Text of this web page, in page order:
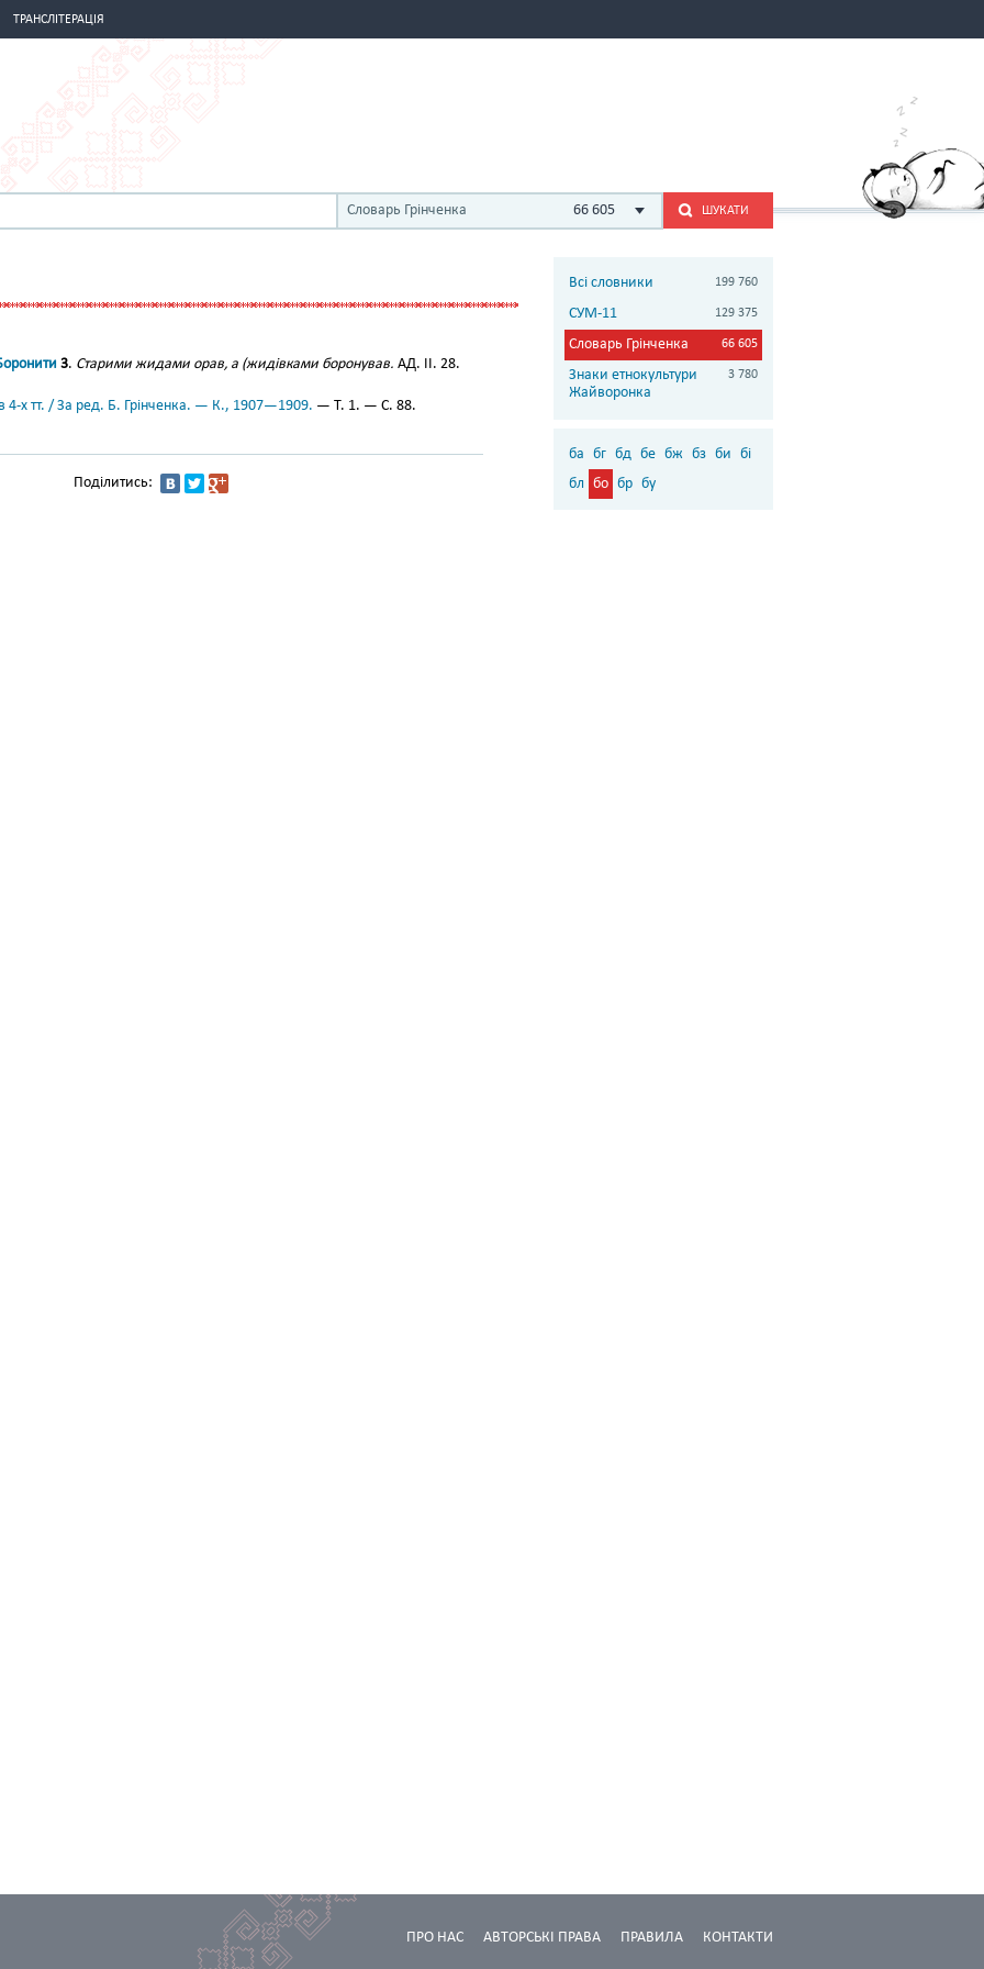
ТРАНСЛІТЕРАЦІЯ
Словарь Грінченка 66 605 ШУКАТИ
3. Старими жидами орав, а (жидівками боронував. АД. ІІ. 28.
4-х тт. / За ред. Б. Грінченка. — К., 1907—1909. — Т. 1. — С. 88.
Поділитись:
Всі словники 199 760
СУМ-11 129 375
Словарь Грінченка 66 605
Знаки етнокультури
Жайворонка
3 780
ба бг бд бе бж бз би бі
бл бо бр бу
КОНТАКТИ
ПРАВИЛА
АВТОРСЬКІ ПРАВА
ПРО НАС